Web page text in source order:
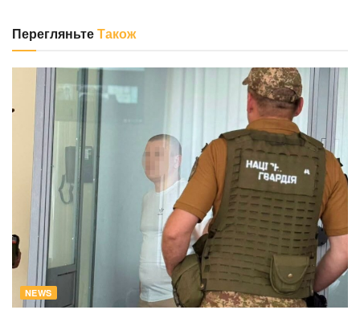
ПерегляньтеТакож
NEWS